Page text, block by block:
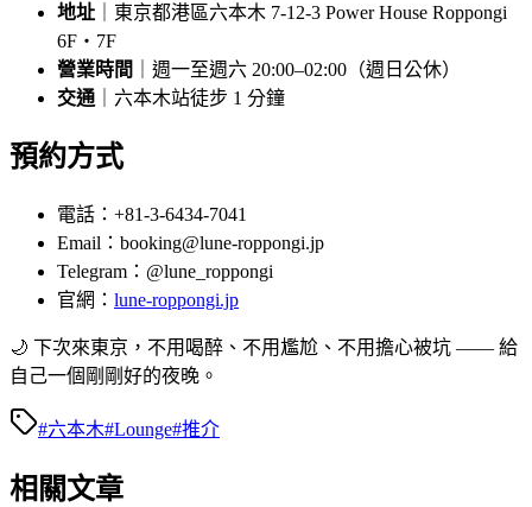
地址 ｜東京都港區六本木 7-12-3 Power House Roppongi
6F・7F
營業時間
｜週一至週六 20:00–02:00（週日公休）
交通 ｜六本木站徒步 1 分鐘
預約方式
電話：+81-3-6434-7041
Email：booking@lune-roppongi.jp
Telegram：@lune_roppongi
官網： lune-roppongi.jp
🌙 下次來東京，不用喝醉、不用尷尬、不用擔心被坑 —— 給
自己一個剛剛好的夜晚。
#六本木#Lounge#推介
相關文章